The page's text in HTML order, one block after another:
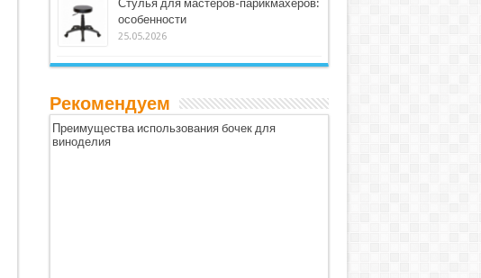
Стулья для мастеров-парикмахеров:
особенности
25.05.2026
Рекомендуем
Преимущества использования бочек для
виноделия